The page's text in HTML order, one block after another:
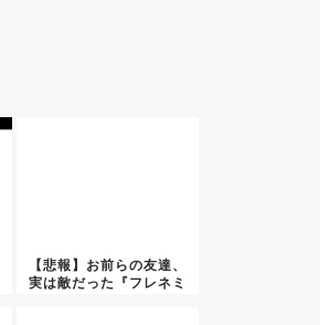
【悲報】お前らの友達、
実は敵だった『フレネミ